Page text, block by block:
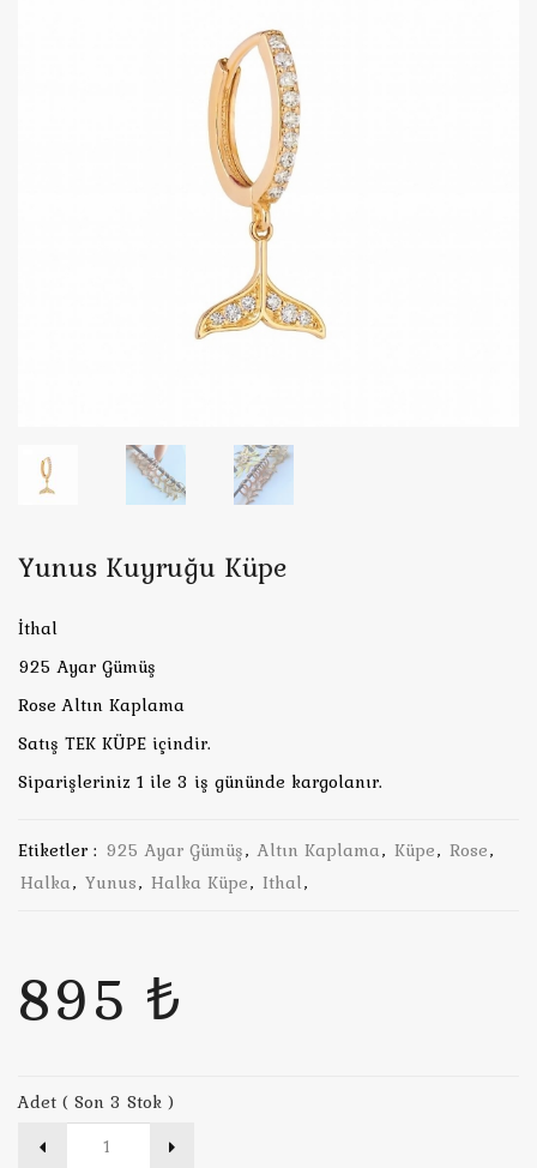
Yunus Kuyruğu Küpe
İthal
925 Ayar Gümüş
Rose Altın Kaplama
Satış TEK KÜPE içindir.
Siparişleriniz 1 ile 3 iş gününde kargolanır.
Etiketler : 925 Ayar Gümüş, Altın Kaplama, Küpe, Rose,
Halka, Yunus, Halka Küpe, Ithal,
895 ₺
Adet ( Son 3 Stok )